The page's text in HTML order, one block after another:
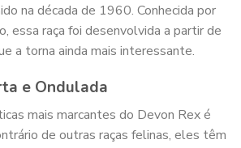
na década de 1960. Conhecida por
essa raça foi desenvolvida a partir de
a torna ainda mais interessante.
e Ondulada
mais marcantes do Devon Rex é
de outras raças felinas, eles têm